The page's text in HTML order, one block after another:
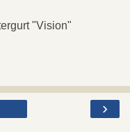
"Vision"
›